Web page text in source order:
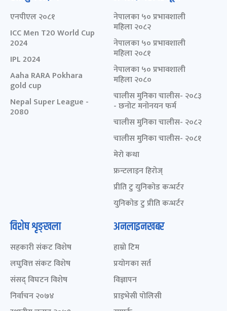
एनपीएल २०८१
ICC Men T20 World Cup
2024
IPL 2024
Aaha RARA Pokhara
gold cup
Nepal Super League -
2080
नेपालका ५० प्रभावशाली
महिला २०८२
नेपालका ५० प्रभावशाली
महिला २०८१
नेपालका ५० प्रभावशाली
महिला २०८०
चालीस मुनिका चालीस- २०८३
- छनोट मनोनयन फर्म
चालीस मुनिका चालीस- २०८२
चालीस मुनिका चालीस- २०८१
मेरो कथा
फ्रन्टलाइन हिरोज्
प्रीति टु युनिकोड कन्भर्टर
युनिकोड टु प्रीति कन्भर्टर
विशेष शृङ्खला
सहकारी संकट विशेष
लघुवित्त संकट विशेष
संसद् विघटन विशेष
निर्वाचन २०७४
अनलाइनखबर
हाम्रो टिम
प्रयोगका सर्त
विज्ञापन
प्राइभेसी पोलिसी